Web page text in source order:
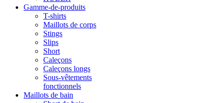
Gamme-de-produits
T-shirts
Maillots de corps
Stings
Slips
Short
Caleçons
Caleçons longs
Sous-vêtements
fonctionnels
Maillots de bain